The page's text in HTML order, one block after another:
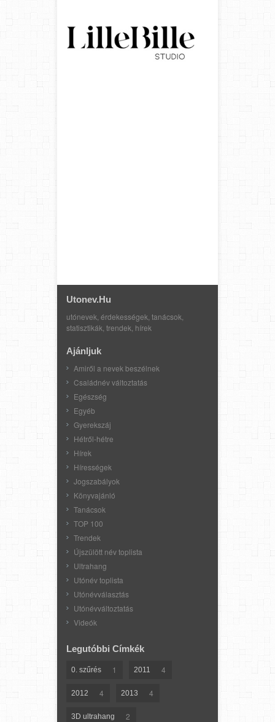
Utonev.hu
utónevek, érdekességek, tanácsok,
statisztikák, trendek, hírek
Ajánljuk
Amiről a nevek beszélnek
Családnév változtatás
Egészség
Egyéb
Gyerekszáj
Hétről-hétre
Hírek
Hírességek
Jogszabályok
Könyvajánló
Tanácsok
TOP 100
Trendek
Újszülött név toplista
Ultrahang
Utónév toplista
Utónévválasztás
Utónévváltoztatás
Videók
Legutóbbi Címkék
0. szűrés 1 2011 4
2012 4 2013 4
3D ultrahang 2